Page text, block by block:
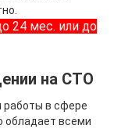
24 мес. или до
на СТО
работы в сфере
обладает всеми